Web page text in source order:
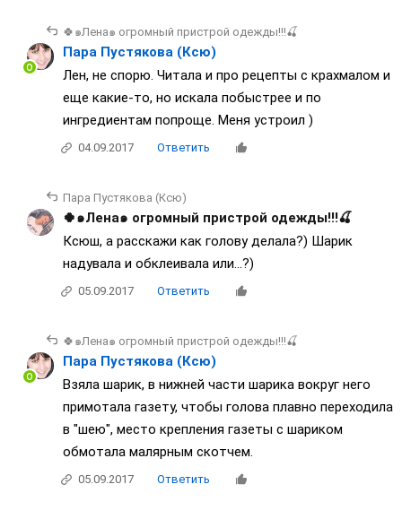
🍀๑Лена๑ огромный пристрой одежды!!!🍒
Пара Пустякова (Ксю)
Лен, не спорю. Читала и про рецепты с крахмалом и
еще какие-то, но искала побыстрее и по
ингредиентам попроще. Меня устроил )
04.09.2017 Ответить
Пара Пустякова (Ксю)
🍀๑Лена๑ огромный пристрой одежды!!!🍒
Ксюш, а расскажи как голову делала?) Шарик
надувала и обклеивала или...?)
05.09.2017 Ответить
🍀๑Лена๑ огромный пристрой одежды!!!🍒
Пара Пустякова (Ксю)
Взяла шарик, в нижней части шарика вокруг него
примотала газету, чтобы голова плавно переходила
в "шею", место крепления газеты с шариком
обмотала малярным скотчем.
05.09.2017 Ответить